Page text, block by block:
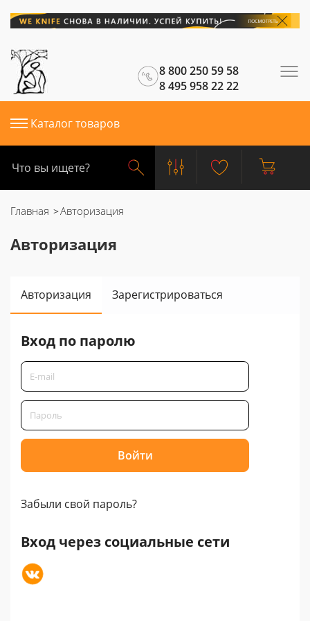
8 800 250 59 58
8 495 958 22 22
Каталог товаров
Главная Авторизация
Авторизация
Авторизация Зарегистрироваться
Вход по паролю
Забыли свой пароль?
Вход через социальные сети